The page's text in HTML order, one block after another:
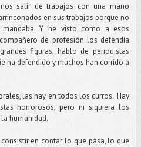
salir de trabajos con una mano
en sus trabajos porque no
Y he visto como a esos
de profesión los defendía
figuras, hablo de periodistas
ha defendido y muchos han corrido a
las hay en todos los curros. Hay
horrorosos, pero ni siquiera los
humanidad.
en contar lo que pasa, lo que